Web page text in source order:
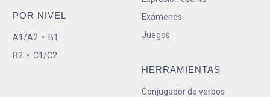
POR NIVEL
A1/A2 • B1
B2 • C1/C2
Exámenes
Juegos
HERRAMIENTAS
Conjugador de verbos